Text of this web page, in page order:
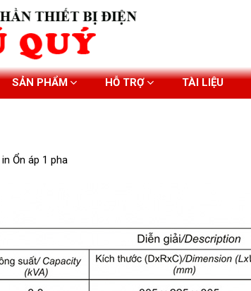
SẢN PHẨM HỖ TRỢ TÀI LIỆU
in Ổn áp 1 pha